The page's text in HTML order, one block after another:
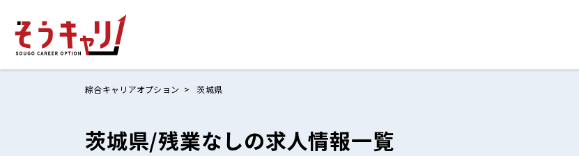
ホームにもどる
綜合キャリアオプション 茨城県
茨城県/残業なしの求人情報一覧